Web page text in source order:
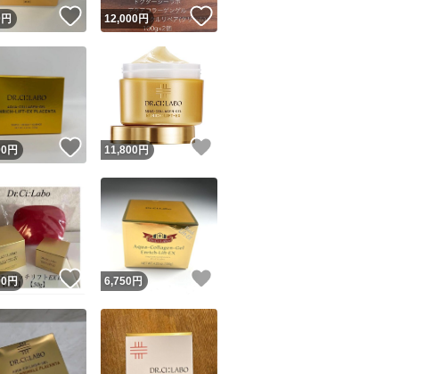
ド発送 このユーザーは高頻度で24時間以内に発送しています
送 このユーザーは設定した発送日数内に発送しています
円 いいね！
12,000円 いいね！
円 いいね！
11,800 円
円 いいね！
6,750 円